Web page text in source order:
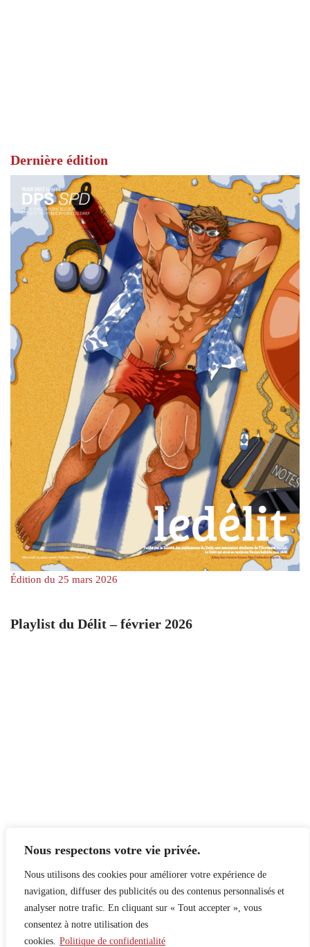
Nous respectons votre vie privée.
Nous utilisons des cookies pour améliorer votre expérience de
navigation, diffuser des publicités ou des contenus personnalisés et
analyser notre trafic. En cliquant sur « Tout accepter », vous
consentez à notre utilisation des
cookies. Politique de confidentialité
Dernière édition
Édition du 25 mars 2026
Playlist du Délit – février 2026